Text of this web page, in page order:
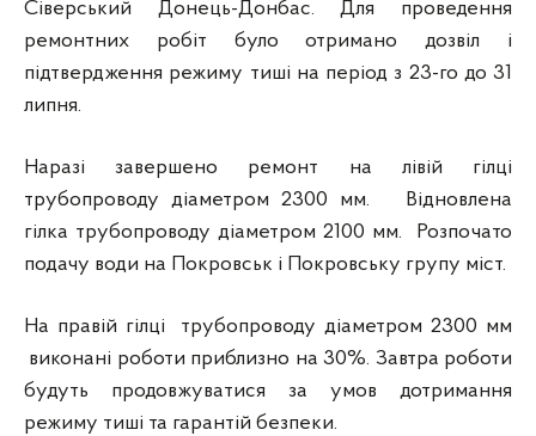
Сіверський Донець-Донбас. Для проведення
ремонтних робіт було отримано дозвіл і
підтвердження режиму тиші на період з 23-го до 31
липня.
Наразі завершено ремонт на лівій гілці
трубопроводу діаметром 2300 мм. Відновлена
гілка трубопроводу діаметром 2100 мм. Розпочато
подачу води на Покровськ і Покровську групу міст.
На правій гілці трубопроводу діаметром 2300 мм
виконані роботи приблизно на 30%. Завтра роботи
будуть продовжуватися за умов дотримання
режиму тиші та гарантій безпеки.